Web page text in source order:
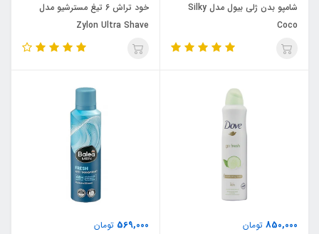
شامپو بدن ژلی بیول مدل Silky
Coco
خود تراش 6 تیغ مسترشیو مدل
Zylon Ultra Shave
850,000 تومان
569,000 تومان